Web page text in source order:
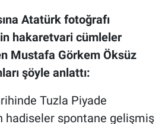
Atatürk fotoğrafı
hakaretvari cümleler
Mustafa Görkem Öksüz
şöyle anlattı:
Tuzla Piyade
hadiseler spontane gelişmiş